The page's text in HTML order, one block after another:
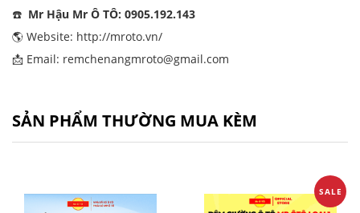
☎️ Mr Hậu Mr Ô TÔ: 0905.192.143
🌎 Website: http://mroto.vn/
📩 Email: remchenangmroto@gmail.com
SẢN PHẨM THƯỜNG MUA KÈM
SALE